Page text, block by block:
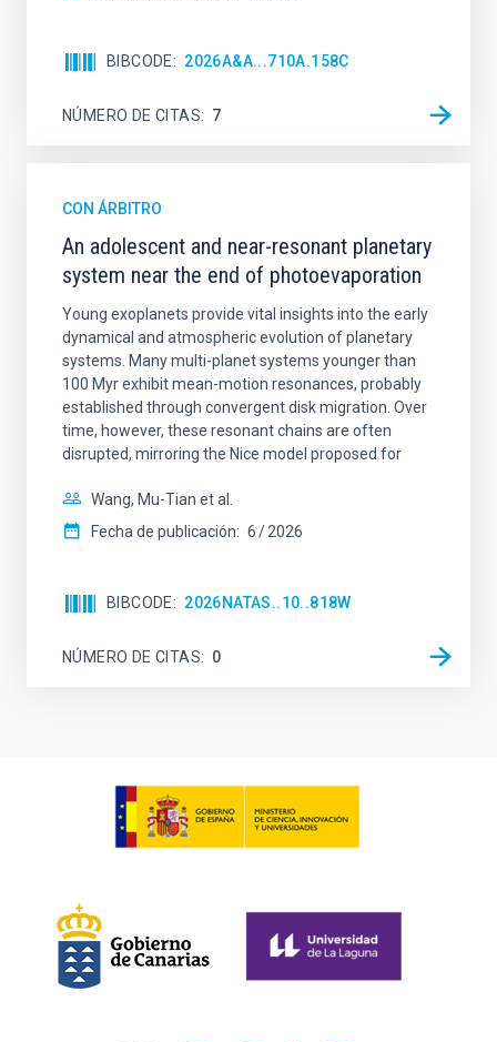
BIBCODE 2026A&A...710A.158C
NÚMERO DE CITAS 7
CON ÁRBITRO
An adolescent and near-resonant planetary
system near the end of photoevaporation
Young exoplanets provide vital insights into the early
dynamical and atmospheric evolution of planetary
systems. Many multi-planet systems younger than
100 Myr exhibit mean-motion resonances, probably
established through convergent disk migration. Over
time, however, these resonant chains are often
disrupted, mirroring the Nice model proposed for
Wang, Mu-Tian et al.
Fecha de publicación: 6 2026
BIBCODE 2026NATAS..10..818W
NÚMERO DE CITAS 0